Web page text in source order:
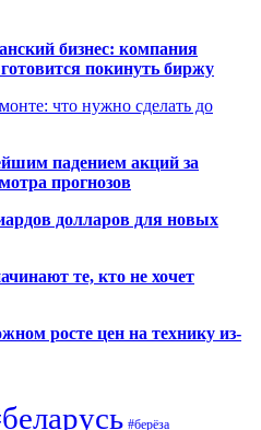
бизнес: компания
покинуть биржу
что нужно сделать до
падением акций за
прогнозов
долларов для новых
те, кто не хочет
росте цен на технику из-
#берёза